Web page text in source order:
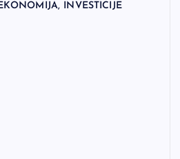
INVESTICIJE